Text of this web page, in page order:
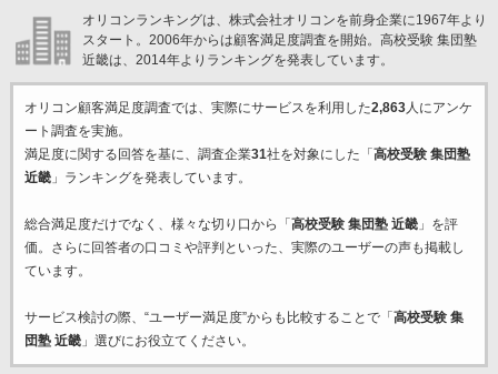
オリコンランキングは、株式会社オリコンを前身企業に1967年より
スタート。2006年からは顧客満足度調査を開始。高校受験 集団塾
近畿は、2014年よりランキングを発表しています。
オリコン顧客満足度調査では、実際にサービスを利用した2,863人にアンケ
ート調査を実施。
満足度に関する回答を基に、調査企業31社を対象にした「 高校受験 集団塾
近畿」ランキングを発表しています。
総合満足度だけでなく、様々な切り口から「 高校受験 集団塾 近畿」を評
価。さらに回答者の口コミや評判といった、実際のユーザーの声も掲載し
ています。
サービス検討の際、“ユーザー満足度”からも比較することで「 高校受験 集
団塾 近畿」選びにお役立てください。